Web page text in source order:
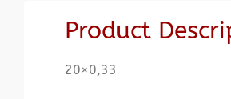
Product
20×0,33